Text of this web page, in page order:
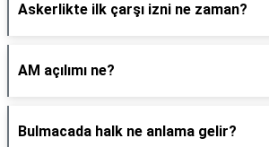
Askerlikte ilk çarşı izni ne zaman?
AM açılımı ne?
Bulmacada halk ne anlama gelir?